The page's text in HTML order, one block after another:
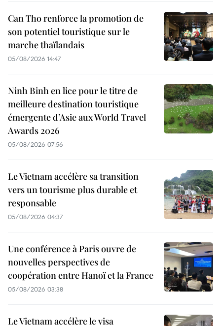
Can Tho renforce la promotion de
son potentiel touristique sur le
marche thaïlandais
05/08/2026 14:47
Ninh Binh en lice pour le titre de
meilleure destination touristique
émergente d’Asie aux World Travel
Awards 2026
05/08/2026 07:56
Le Vietnam accélère sa transition
vers un tourisme plus durable et
responsable
05/08/2026 04:37
Une conférence à Paris ouvre de
nouvelles perspectives de
coopération entre Hanoï et la France
05/08/2026 03:38
Le Vietnam accélère le visa